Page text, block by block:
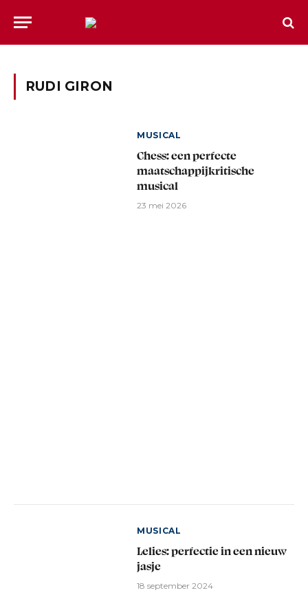
RUDI GIRON
MUSICAL
Chess: een perfecte
maatschappijkritische
musical
23 mei 2026
MUSICAL
Lelies: perfectie in een nieuw
jasje
18 september 2024